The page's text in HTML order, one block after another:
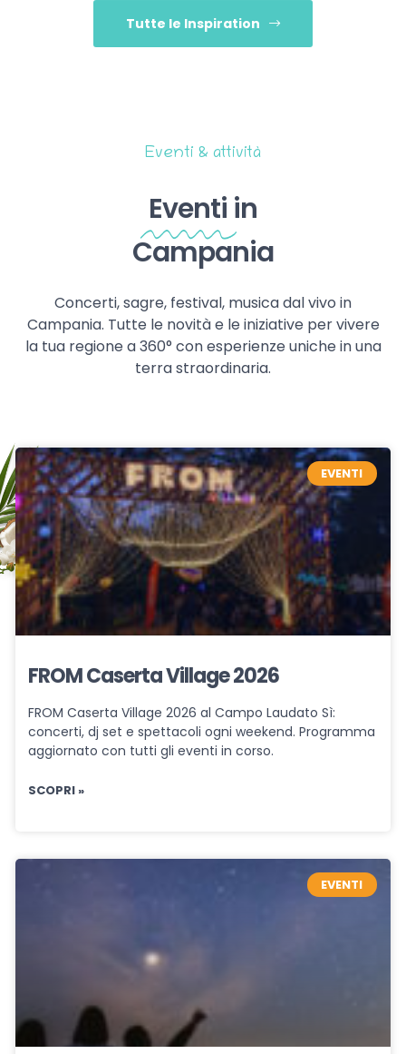
Tutte le Inspiration
Eventi & attività
Eventi in
Campania
Concerti, sagre, festival, musica dal vivo in
Campania. Tutte le novità e le iniziative per vivere
la tua regione a 360° con esperienze uniche in una
terra straordinaria.
EVENTI
FROM Caserta Village 2026
FROM Caserta Village 2026 al Campo Laudato Sì:
concerti, dj set e spettacoli ogni weekend. Programma
aggiornato con tutti gli eventi in corso.
SCOPRI »
EVENTI